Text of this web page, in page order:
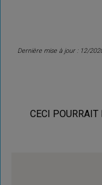
Dernière mise à jour : 12/
CECI POURRAIT